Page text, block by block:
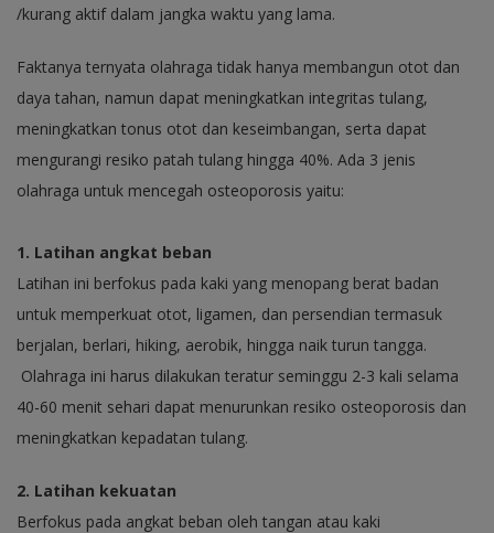
/kurang aktif dalam jangka waktu yang lama.
Faktanya ternyata olahraga tidak hanya membangun otot dan
daya tahan, namun dapat meningkatkan integritas tulang,
meningkatkan tonus otot dan keseimbangan, serta dapat
mengurangi resiko patah tulang hingga 40%. Ada 3 jenis
olahraga untuk mencegah osteoporosis yaitu:
1. Latihan angkat beban
Latihan ini berfokus pada kaki yang menopang berat badan
untuk memperkuat otot, ligamen, dan persendian termasuk
berjalan, berlari, hiking, aerobik, hingga naik turun tangga.
Olahraga ini harus dilakukan teratur seminggu 2-3 kali selama
40-60 menit sehari dapat menurunkan resiko osteoporosis dan
meningkatkan kepadatan tulang.
2. Latihan kekuatan
Berfokus pada angkat beban oleh tangan atau kaki